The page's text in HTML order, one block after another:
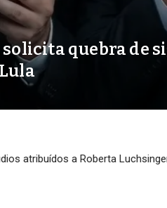
quebra de
a Roberta Luchsinger